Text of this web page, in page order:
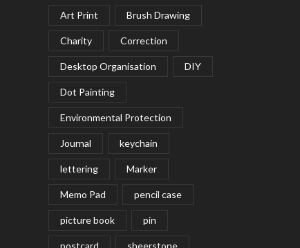
Art Print Brush Drawing
Charity Correction
Desktop Organisation DIY
Dot Painting
Environmental Protection
Journal keychain
lettering Marker
Memo Pad pencil case
picture book pin